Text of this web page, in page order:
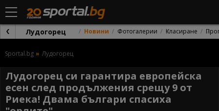
Лудогорец Новини Фотогалерии Класиране
Sportal.bg Лудогорец
Лудогорец си гарантира европейска
есен след продължения срещу 9 от
Риека! Двама българи спасиха